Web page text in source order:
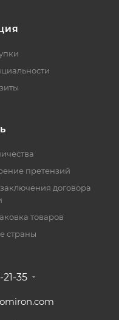
претензий
договора
товаров
страны
21-35